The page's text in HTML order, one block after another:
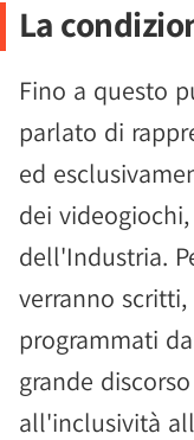
La
Fino a questo
parlato di
ed
dei
dell'Industria.
verranno
programmati
grande
all'inclusività